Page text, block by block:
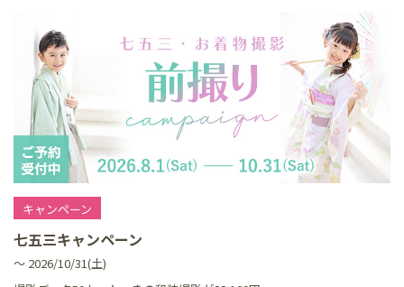
キャンペーン
七五三キャンペーン
～ 2026/10/31(土)